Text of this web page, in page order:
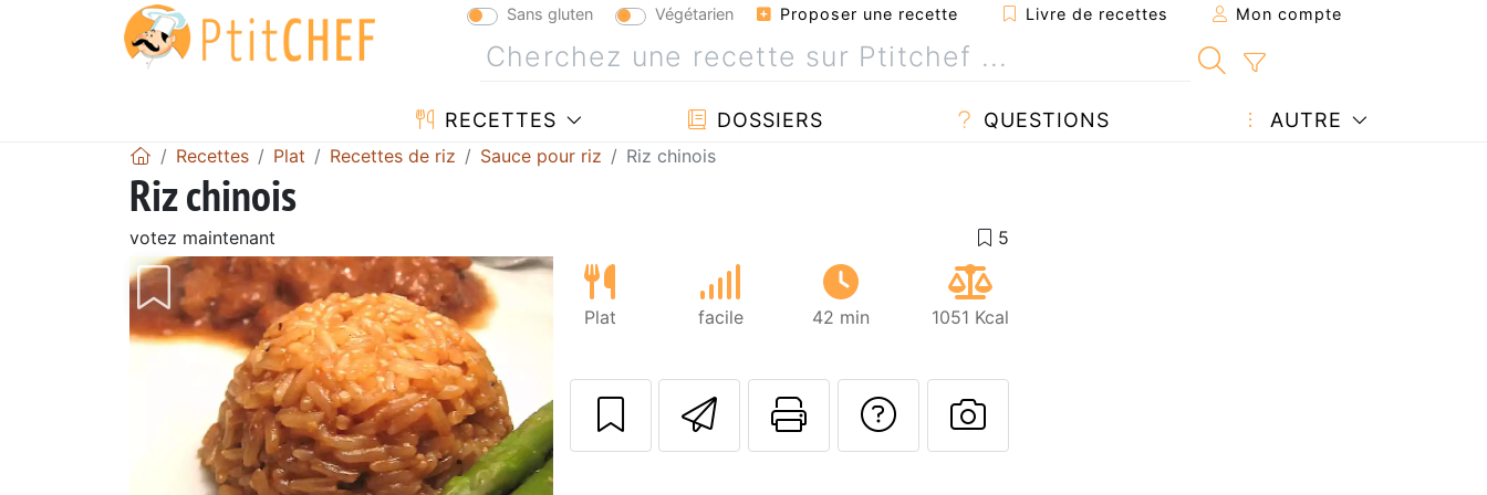
Sans gluten Végétarien Proposer une recette Livre de recettes Mon compte
RECETTES DOSSIERS QUESTIONS AUTRE
Recettes Plat Recettes de riz Sauce pour riz Riz chinois
Riz chinois
votez maintenant
Plat facile 42 min 1051 Kcal
Envoyer cette recette à un ami
Imprimer cette page
Poser une question à l'auteur
Publier votre photo de cette